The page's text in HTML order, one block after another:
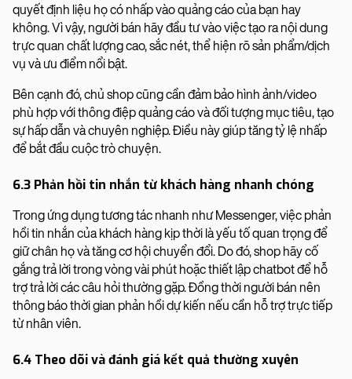
quyết định liệu họ có nhấp vào quảng cáo của bạn hay
không. Vì vậy, người bán hãy đầu tư vào việc tạo ra nội dung
trực quan chất lượng cao, sắc nét, thể hiện rõ sản phẩm/dịch
vụ và ưu điểm nổi bật.
Bên cạnh đó, chủ shop cũng cần đảm bảo hình ảnh/video
phù hợp với thông điệp quảng cáo và đối tượng mục tiêu, tạo
sự hấp dẫn và chuyên nghiệp. Điều này giúp tăng tỷ lệ nhấp
để bắt đầu cuộc trò chuyện.
6.3 Phản hồi tin nhắn từ khách hàng nhanh chóng
Trong ứng dụng tương tác nhanh như Messenger, việc phản
hồi tin nhắn của khách hàng kịp thời là yếu tố quan trọng để
giữ chân họ và tăng cơ hội chuyển đổi. Do đó, shop hãy cố
gắng trả lời trong vòng vài phút hoặc thiết lập chatbot để hỗ
trợ trả lời các câu hỏi thường gặp. Đồng thời người bán nên
thông báo thời gian phản hồi dự kiến nếu cần hỗ trợ trực tiếp
từ nhân viên.
6.4 Theo dõi và đánh giá kết quả thường xuyên